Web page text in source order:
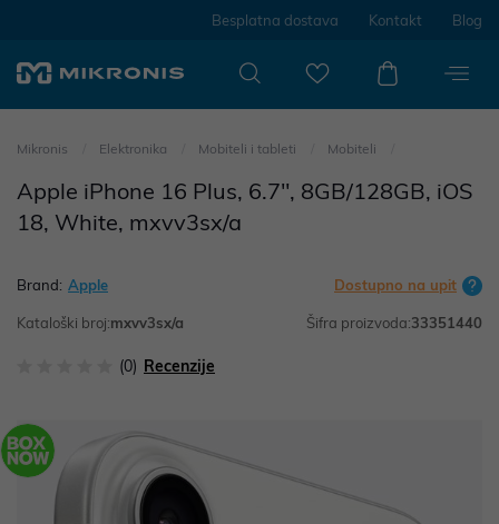
Besplatna dostava Kontakt Blog
Mikronis Elektronika Mobiteli i tableti Mobiteli
Apple iPhone 16 Plus, 6.7", 8GB/128GB, iOS
18, White, mxvv3sx/a
Brand: Apple Dostupno na upit
Kataloški broj:mxvv3sx/a Šifra proizvoda:33351440
(0) Recenzije